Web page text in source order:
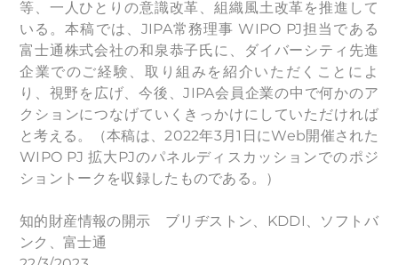
等、一人ひとりの意識改革、組織風土改革を推進して
いる。本稿では、JIPA常務理事 WIPO PJ担当である
富士通株式会社の和泉恭子氏に、ダイバーシティ先進
企業でのご経験、取り組みを紹介いただくことによ
り、視野を広げ、今後、JIPA会員企業の中で何かのア
クションにつなげていくきっかけにしていただければ
と考える。（本稿は、2022年3月1日にWeb開催された
WIPO PJ 拡大PJのパネルディスカッションでのポジ
ショントークを収録したものである。）
知的財産情報の開示 ブリヂストン、KDDI、ソフトバ
ンク、富士通